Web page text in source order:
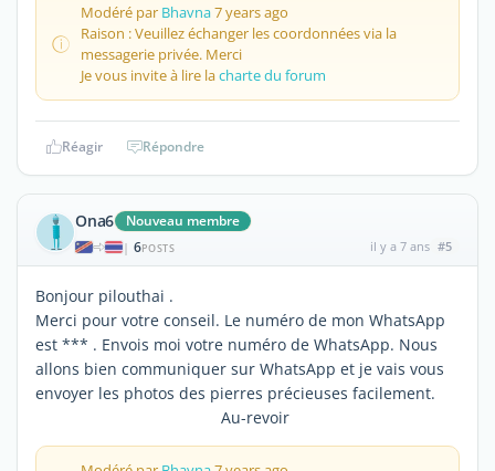
Modéré par Bhavna7 years ago
Raison : Veuillez échanger les coordonnées via la
messagerie privée. Merci
Je vous invite à lire lacharte du forum
Réagir Répondre
Ona6 Nouveau membre
| 6POSTS il y a 7 ans #5
Bonjour pilouthai .
Merci pour votre conseil. Le numéro de mon WhatsApp
est *** . Envois moi votre numéro de WhatsApp. Nous
allons bien communiquer sur WhatsApp et je vais vous
envoyer les photos des pierres précieuses facilement.
Au-revoir